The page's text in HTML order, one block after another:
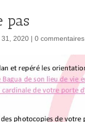
pas
31, 2020 |0 commentaires